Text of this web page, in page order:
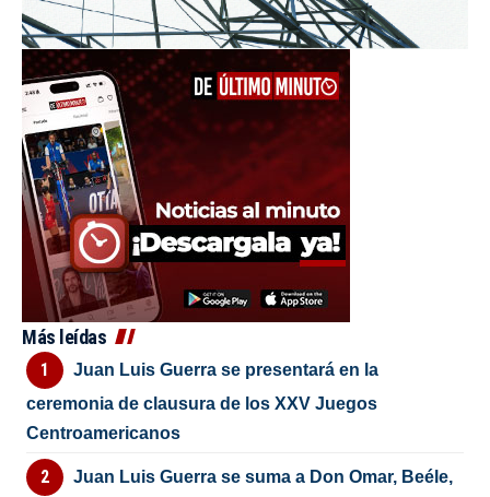
Más leídas
Juan Luis Guerra se presentará en la
ceremonia de clausura de los XXV Juegos
Centroamericanos
Juan Luis Guerra se suma a Don Omar, Beéle,